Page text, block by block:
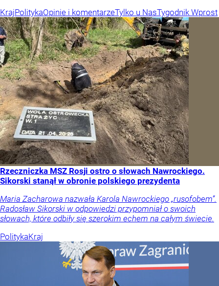
KrajPolitykaOpinie i komentarzeTylko u NasTygodnik Wprost
Rzeczniczka MSZ Rosji ostro o słowach Nawrockiego.
Sikorski stanął w obronie polskiego prezydenta
Maria Zacharowa nazwała Karola Nawrockiego „rusofobem”.
Radosław Sikorski w odpowiedzi przypomniał o swoich
słowach, które odbiły się szerokim echem na całym świecie.
PolitykaKraj